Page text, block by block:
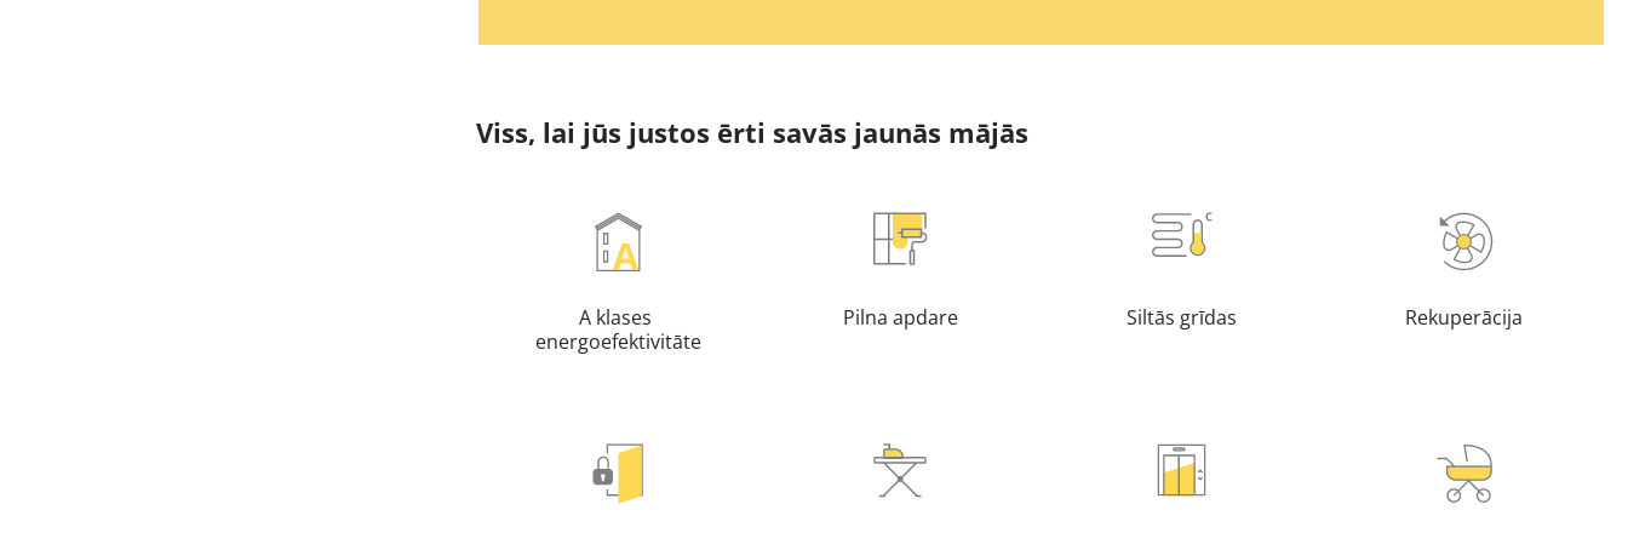
Viss, lai jūs justos ērti savās jaunās mājās
A klases
energoefektivitāte
Pilna apdare Siltās grīdas Rekuperācija